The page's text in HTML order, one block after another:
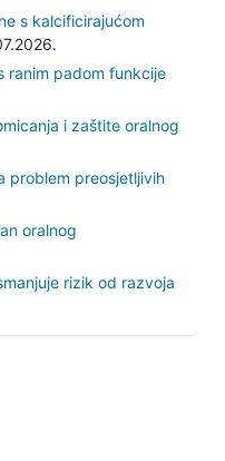
s kalcificirajućom
ranim padom funkcije
i zaštite oralnog
problem preosjetljivih
oralnog
rizik od razvoja